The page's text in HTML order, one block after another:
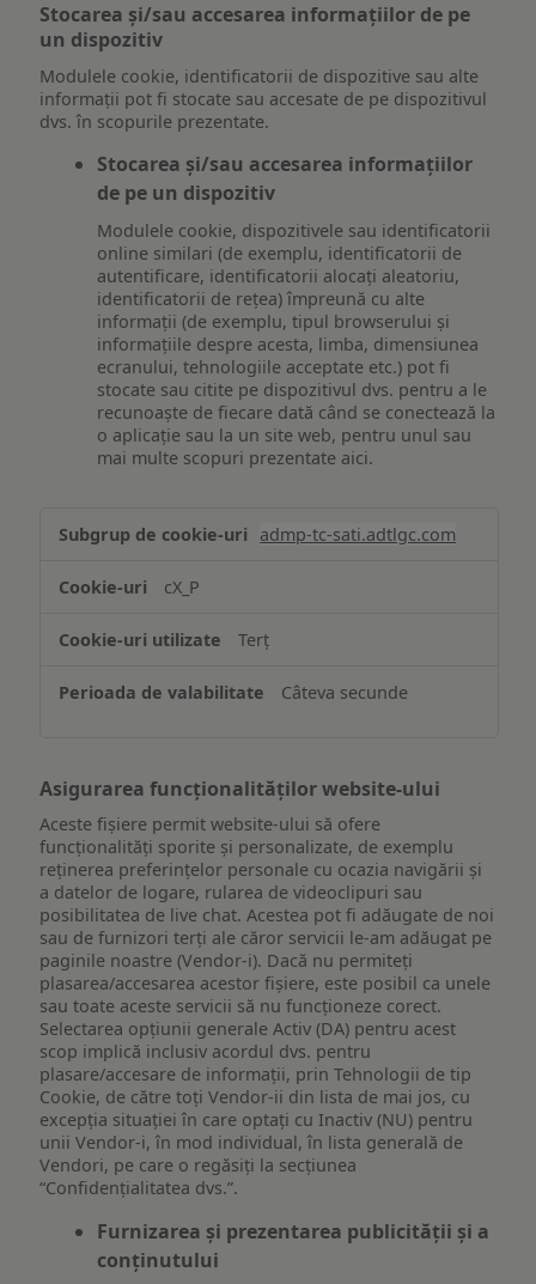
Stocarea și/sau accesarea informațiilor de pe
un dispozitiv
Modulele cookie, identificatorii de dispozitive sau alte
informații pot fi stocate sau accesate de pe dispozitivul
dvs. în scopurile prezentate.
Stocarea și/sau accesarea informațiilor
de pe un dispozitiv
Modulele cookie, dispozitivele sau identificatorii
online similari (de exemplu, identificatorii de
autentificare, identificatorii alocați aleatoriu,
identificatorii de rețea) împreună cu alte
informații (de exemplu, tipul browserului și
informațiile despre acesta, limba, dimensiunea
ecranului, tehnologiile acceptate etc.) pot fi
stocate sau citite pe dispozitivul dvs. pentru a le
recunoaște de fiecare dată când se conectează la
o aplicație sau la un site web, pentru unul sau
mai multe scopuri prezentate aici.
și/sau
informațiilor
pe
dispozitiv
admp-tc-sati.adtlgc.com
cX_P
Terț
Câteva secunde
Asigurarea funcționalităților website-ului
Aceste fișiere permit website-ului să ofere
funcționalități sporite și personalizate, de exemplu
reţinerea preferinţelor personale cu ocazia navigării și
a datelor de logare, rularea de videoclipuri sau
posibilitatea de live chat. Acestea pot fi adăugate de noi
sau de furnizori terți ale căror servicii le-am adăugat pe
paginile noastre (Vendor-i). Dacă nu permiteți
plasarea/accesarea acestor fișiere, este posibil ca unele
sau toate aceste servicii să nu funcționeze corect.
Selectarea opțiunii generale Activ (DA) pentru acest
scop implică inclusiv acordul dvs. pentru
plasare/accesare de informații, prin Tehnologii de tip
Cookie, de către toți Vendor-ii din lista de mai jos, cu
excepția situației în care optați cu Inactiv (NU) pentru
unii Vendor-i, în mod individual, în lista generală de
Vendori, pe care o regăsiți la secțiunea
“Confidențialitatea dvs.”.
Furnizarea și prezentarea publicității și a
conținutului